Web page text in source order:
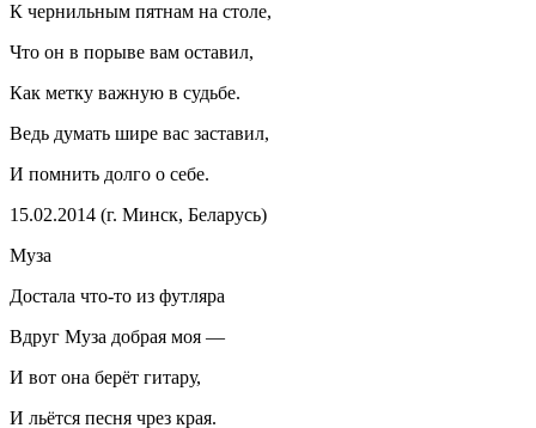
К чернильным пятнам на столе,
Что он в порыве вам оставил,
Как метку важную в судьбе.
Ведь думать шире вас заставил,
И помнить долго о себе.
15.02.2014 (г. Минск, Беларусь)
Муза
Достала что-то из футляра
Вдруг Муза добрая моя —
И вот она берёт гитару,
И льётся песня чрез края.